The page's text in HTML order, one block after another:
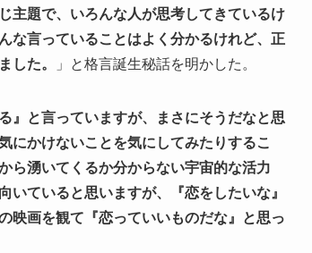
主題で、いろんな人が思考してきているけ
な言っていることはよく分かるけれど、正
した。
」と格言誕生秘話を明かした。
』と言っていますが、まさにそうだなと思
にかけないことを気にしてみたりするこ
ら湧いてくるか分からない宇宙的な活力
ていると思いますが、『恋をしたいな』
映画を観て『恋っていいものだな』と思っ